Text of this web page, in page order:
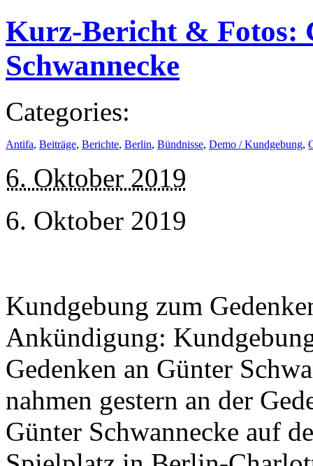
Kurz-Bericht & Fotos:
Schwannecke
Categories:
Antifa, Beiträge, Berichte, Berlin, Bündnisse, Demo / Kundgebung,
6. Oktober 2019
6. Oktober 2019
Kundgebung zum
Ankündigung:
Gedenken an Günter
nahmen gestern an der
Günter Schwannecke auf